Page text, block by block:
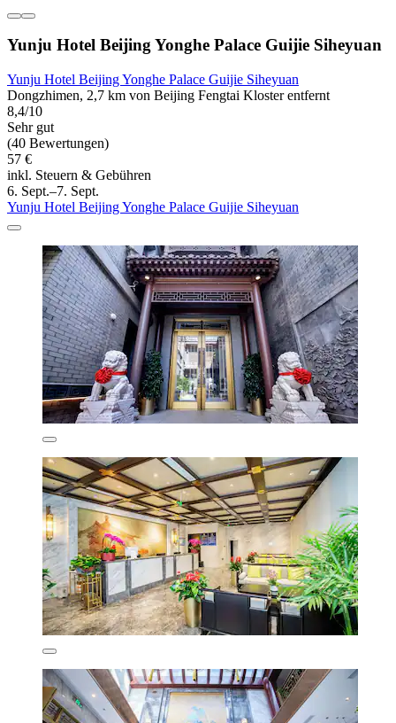
Yunju Hotel Beijing Yonghe Palace Guijie Siheyuan
Yunju Hotel Beijing Yonghe Palace Guijie Siheyuan
Dongzhimen, 2,7 km von Beijing Fengtai Kloster entfernt
8,4/10
Sehr gut
(40 Bewertungen)
57 €
inkl. Steuern & Gebühren
6. Sept.–7. Sept.
Yunju Hotel Beijing Yonghe Palace Guijie Siheyuan